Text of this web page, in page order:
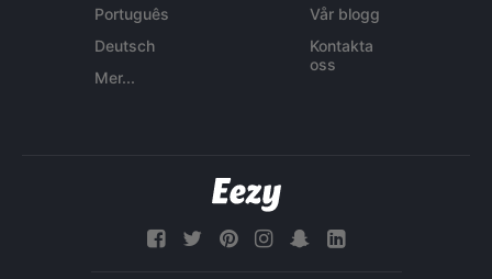
Português
Deutsch
Mer...
Vår blogg
Kontakta
oss